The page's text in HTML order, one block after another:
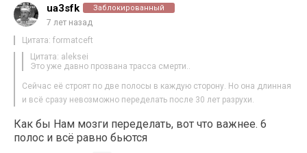
ua3sfk Заблокированный
7 лет назад
Цитата: formatceft
Цитата: aleksei
Это уже давно прозвана трасса смерти..
Сейчас её строят по две полосы в каждую сторону. Но она длинная
и всё сразу невозможно переделать после 30 лет разрухи.
Как бы Нам мозги переделать, вот что важнее. 6
полос и всё равно бьются